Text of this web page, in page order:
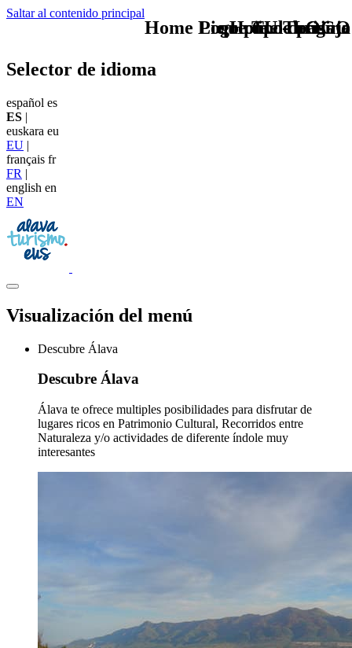
Saltar al contenido principal
TU - LOGO
Selector de idioma
español es
ES |
euskara eu
EU |
français fr
FR |
english en
EN
Visualización del menú
Descubre Álava
Descubre Álava
Álava te ofrece multiples posibilidades para disfrutar de
lugares ricos en Patrimonio Cultural, Recorridos entre
Naturaleza y/o actividades de diferente índole muy
interesantes
que tipo de viaje
Home Logo pie de página
Pie Home Turismo